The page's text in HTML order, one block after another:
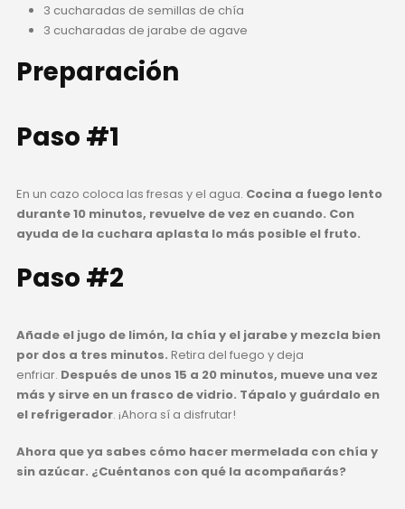
3 cucharadas de semillas de chía
3 cucharadas de jarabe de agave
Preparación
Paso #1
En un cazo coloca las fresas y el agua. Cocina a fuego lento
durante 10 minutos, revuelve de vez en cuando. Con
ayuda de la cuchara aplasta lo más posible el fruto.
Paso #2
Añade el jugo de limón, la chía y el jarabe y mezcla bien
por dos a tres minutos. Retira del fuego y deja
enfriar. Después de unos 15 a 20 minutos, mueve una vez
más y sirve en un frasco de vidrio. Tápalo y guárdalo en
el refrigerador. ¡Ahora sí a disfrutar!
Ahora que ya sabes cómo hacer mermelada con chía y
sin azúcar. ¿Cuéntanos con qué la acompañarás?